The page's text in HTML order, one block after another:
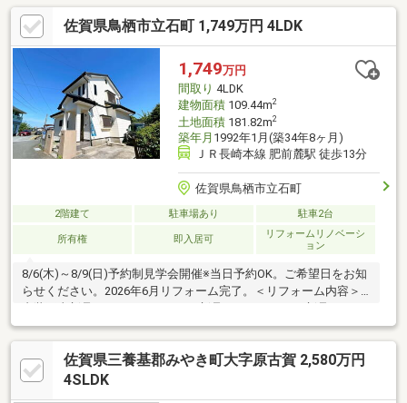
LDK■家族それぞれがのびのび過ごせる12帖・10帖の居室！■麓小
学校まで徒歩圏内で子育て世帯に安心安全■ライフスタイルに合
わせて2LDK→3LDKへ変更可能な間取り！～ご来店の場合～
JR「鳥栖」駅より徒歩17分。34号線沿い元町交差点そば。想夫恋
鳥栖元町店さん横。駐車場4台ございます！ご家族揃ってお越しく
ださい(^^)/
佐賀県鳥栖市立石町 1,749万円 4LDK
1,749万円
間取り 4LDK
建物面積109.44m2
土地面積181.82m2
築年月 1992年1月(築34年8ヶ月)
ＪＲ長崎本線 肥前麓駅 徒歩13分
佐賀県鳥栖市立石町
2階建て 駐車場あり 駐車2台
所有権 即入居可
リフォームリノベーシ
ョン
8/6(木)～8/9(日)予約制見学会開催※当日予約OK。ご希望日をお知
らせください。2026年6月リフォーム完了。＜リフォーム内容＞●
便器便座、新品洗面化粧台、新品玄関ドア、新品シューズボック
ス、新品照明（ＬＥＤ）、新品モニターホン、新品火災警報器、
新品建具、新品フロア張り、壁・天井クロス張り替え、防蟻工事
（施工後５年保証）等●外構その他工事外壁塗装 等【おすすめ
佐賀県三養基郡みやき町大字原古賀 2,580万円
4SLDK